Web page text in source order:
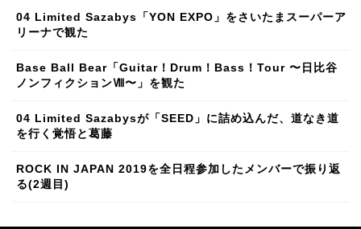
04 Limited Sazabys「YON EXPO」をさいたまスーパーア
リーナで観た
Base Ball Bear「Guitar！Drum！Bass！Tour 〜日比谷
ノンフィクションⅧ〜」を観た
04 Limited Sazabysが「SEED」に詰め込んだ、道なき道
を行く覚悟と葛藤
ROCK IN JAPAN 2019を全日程参加したメンバーで振り返
る(2週目)